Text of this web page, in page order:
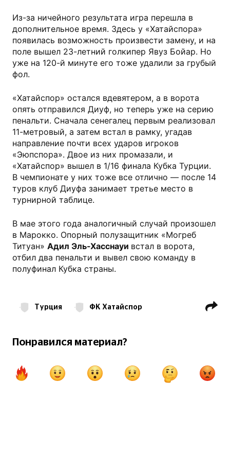
Из-за ничейного результата игра перешла в
дополнительное время. Здесь у «Хатайспора»
появилась возможность произвести замену, и на
поле вышел 23-летний голкипер Явуз Бойар. Но
уже на 120-й минуте его тоже удалили за грубый
фол.
«Хатайспор» остался вдевятером, а в ворота
опять отправился Диуф, но теперь уже на серию
пенальти. Сначала сенегалец первым реализовал
11-метровый, а затем встал в рамку, угадав
направление почти всех ударов игроков
«Эюпспора». Двое из них промазали, и
«Хатайспор» вышел в 1/16 финала Кубка Турции.
В чемпионате у них тоже все отлично — после 14
туров клуб Диуфа занимает третье место в
турнирной таблице.
В мае этого года аналогичный случай произошел
в Марокко. Опорный полузащитник «Могреб
Титуан» Адил Эль-Хасснауи встал в ворота,
отбил два пенальти и вывел свою команду в
полуфинал Кубка страны.
Турция ФК Хатайспор
Понравился материал?